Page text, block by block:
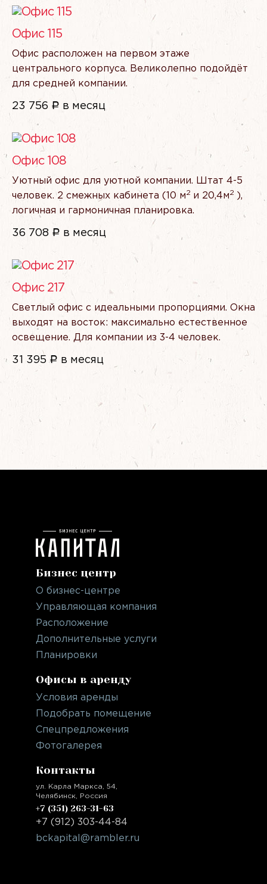
Офис 115
Офис расположен на первом этаже
центрального корпуса. Великолепно подойдёт
для средней компании.
23 756 Р в месяц
Офис 108
Уютный офис для уютной компании. Штат 4-5
человек. 2 смежных кабинета (10 м2 и 20,4м2
),
логичная и гармоничная планировка.
36 708 Р в месяц
Офис 217
Светлый офис с идеальными пропорциями. Окна
выходят на восток: максимально естественное
освещение. Для компании из 3-4 человек.
31 395 Р в месяц
Бизнес центр
О бизнес-центре
Управляющая компания
Расположение
Дополнительные услуги
Планировки
Офисы в аренду
Условия аренды
Подобрать помещение
Спецпредложения
Фотогалерея
Контакты
ул. Карла Маркса, 54,
Челябинск, Россия
+7 (351) 263-31-63
‭‭‭‭‭+7 (912) 303-44-84‬‬
bckapital@rambler.ru